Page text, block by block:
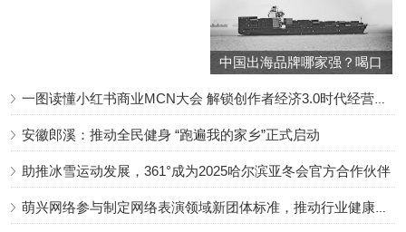
中国出海品牌哪家强？喝口
安徽郎溪：推动全民健身 “跑遍我的家乡”正式启动
助推冰雪运动发展，361°成为2025哈尔滨亚冬会官方合作伙伴